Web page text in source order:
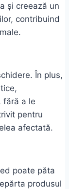
și creează un
contribuind
În plus,
fără a le
pentru
afectată.
poate păta
produsul